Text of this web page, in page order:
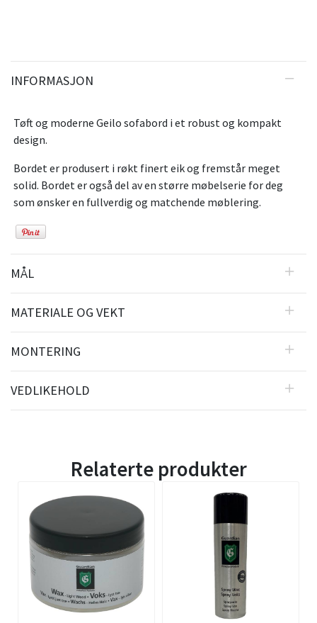
INFORMASJON
Tøft og moderne Geilo sofabord i et robust og kompakt
design.
Bordet er produsert i røkt finert eik og fremstår meget
solid. Bordet er også del av en større møbelserie for deg
som ønsker en fullverdig og matchende møblering.
MÅL
MATERIALE OG VEKT
MONTERING
VEDLIKEHOLD
Relaterte produkter